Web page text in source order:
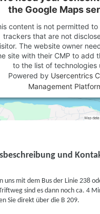
the Google Maps
content is not permitted to
trackers that are not
The website owner
site with their CMP to add
to the list of technologies
Powered by Usercentrics
Management
und
uns mit dem Bus der Linie 238
sind es dann noch ca. 4
Sie direkt über die B 209.